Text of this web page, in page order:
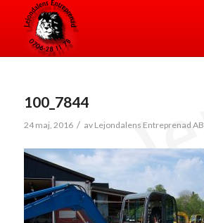
100_7844
24 maj, 2016 / av Lejondalens Entreprenad AB